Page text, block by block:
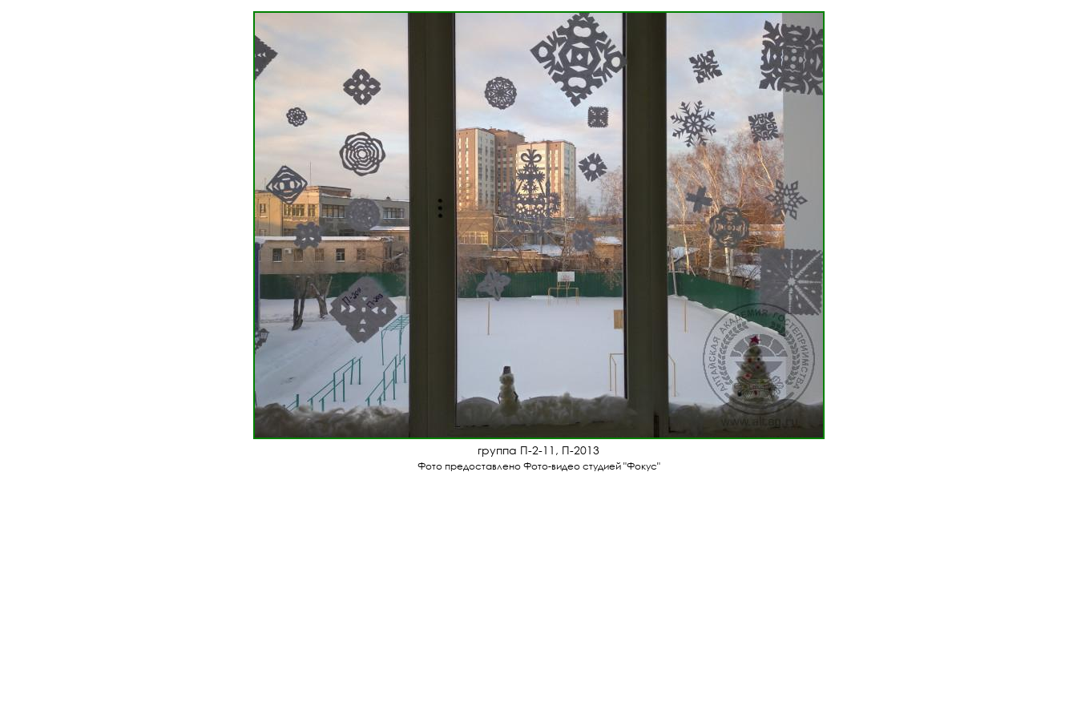
группа П-2-11, П-2013
Фото предоставлено Фото-видео студией "Фокус"